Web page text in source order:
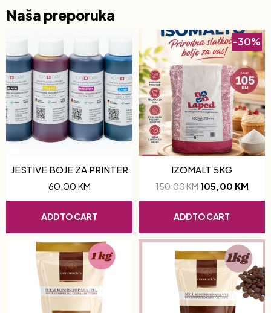
Naša preporuka
JESTIVE BOJE ZA PRINTER
60,00 KM
ADD TO CART
-30%
IZOMALT 5KG
150,00KM 105,00 KM
ADD TO CART